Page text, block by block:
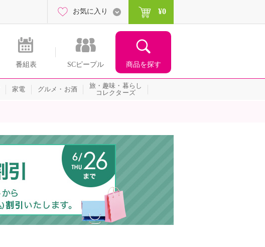
番組表 SCピープル 商品を探す
お気に入り ¥0
家電 グルメ・お酒
旅・趣味・暮らし
コレクターズ